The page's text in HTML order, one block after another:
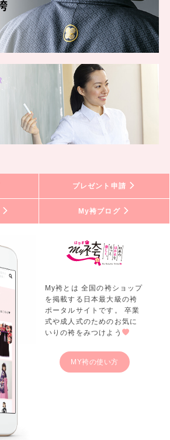
プレゼント申請
My袴ブログ
My袴とは 全国の袴ショップ
を掲載する日本最大級の袴
ポータルサイトです。 卒業
式や成人式のためのお気に
いりの袴をみつけよう
MY袴の使い方